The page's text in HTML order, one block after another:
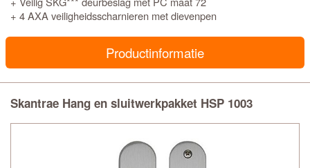
+ 4 AXA veiligheidsscharnieren met dievenpen
Productinformatie
Skantrae Hang en sluitwerkpakket HSP 1003